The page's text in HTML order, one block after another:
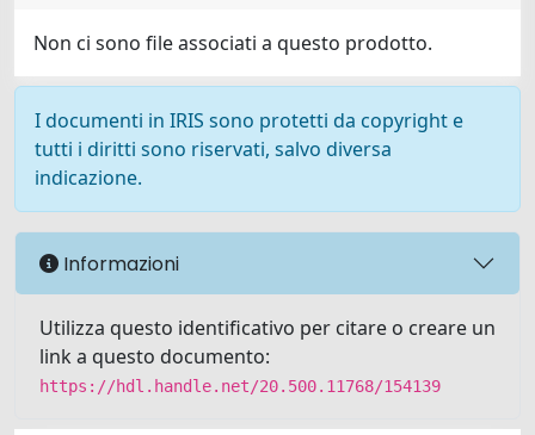
Non ci sono file associati a questo prodotto.
I documenti in IRIS sono protetti da copyright e
tutti i diritti sono riservati, salvo diversa
indicazione.
Informazioni
Utilizza questo identificativo per citare o creare un
link a questo documento:
https://hdl.handle.net/20.500.11768/154139